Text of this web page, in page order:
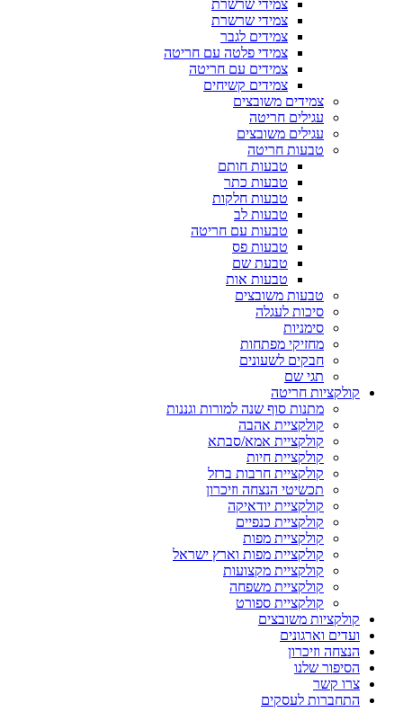
צמידי שרשרת
צמידי שרשרת
צמידים לגבר
צמידי פלטה עם חריטה
צמידים עם חריטה
צמידים קשיחים
צמידים משובצים
עגילים חריטה
עגילים משובצים
טבעות חריטה
טבעות חותם
טבעות כתר
טבעות חלקות
טבעות לב
טבעות עם חריטה
טבעות פס
טבעת שם
טבעות אות
טבעות משובצים
סיכות לעגלה
סימניות
מחזיקי מפתחות
חבקים לשעונים
תגי שם
קולקציות חריטה
מתנות סוף שנה למורות וגננות
קולקציית אהבה
קולקציית אמא/סבתא
קולקציית חיות
קולקציית חרבות ברזל
תכשיטי הנצחה וזיכרון
קולקציית יודאיקה
קולקציית כנפיים
קולקציית מפות
קולקציית מפות וארץ ישראל
קולקציית מקצועות
קולקציית משפחה
קולקציית ספורט
קולקציות משובצים
ועדים וארגונים
הנצחה וזיכרון
הסיפור שלנו
צרו קשר
התחברות לעסקים